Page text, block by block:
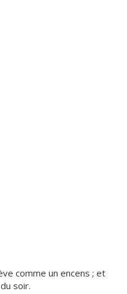
comme un encens ; et
soir.